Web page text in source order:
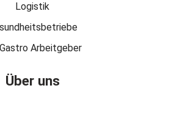
Logistik
Arbeitgeber
Über uns